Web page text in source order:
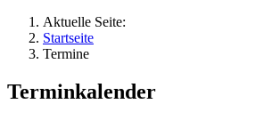
Aktuelle Seite:
Startseite
Termine
Terminkalender